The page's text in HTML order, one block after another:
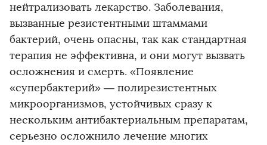
нейтрализовать лекарство. Заболевания,
вызванные резистентными штаммами
бактерий, очень опасны, так как стандартная
терапия не эффективна, и они могут вызвать
осложнения и смерть. «Появление
«супербактерий» — полирезистентных
микроорганизмов, устойчивых сразу к
нескольким антибактериальным препаратам,
серьезно осложнило лечение многих